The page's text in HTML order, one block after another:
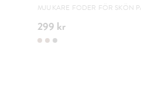
MJUKARE FODER FÖR SKÖN
299 kr